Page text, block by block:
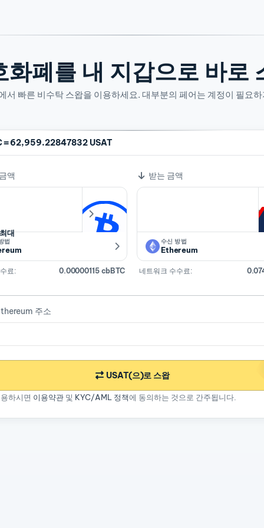
화폐를 내 지갑으로 바로
서 빠른 비수탁 스왑을 이용하세요. 대부분의 페어는 계정이 필요
=62,959.22847832 USAT
액
대
법
료: 0.00000115 cbBTC
받는 금액
수신 방법
Ethereum
네트워크 수수료:
주소
USAT(으)로 스왑
하시면 이용약관및 KYC/AML 정책에 동의하는 것으로 간주됩니다.